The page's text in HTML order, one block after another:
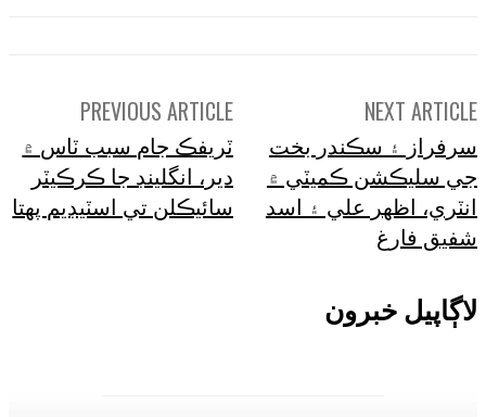
PREVIOUS ARTICLE
ٽريفڪ جام سبب ٽاس ۾
دير، انگلينڊ جا ڪرڪيٽر
سائيڪلن تي اسٽيڊيم پهتا
NEXT
۽ سڪندر بخت
ڪميٽي ۾
اظھر علي ۽ اسد
خبرون